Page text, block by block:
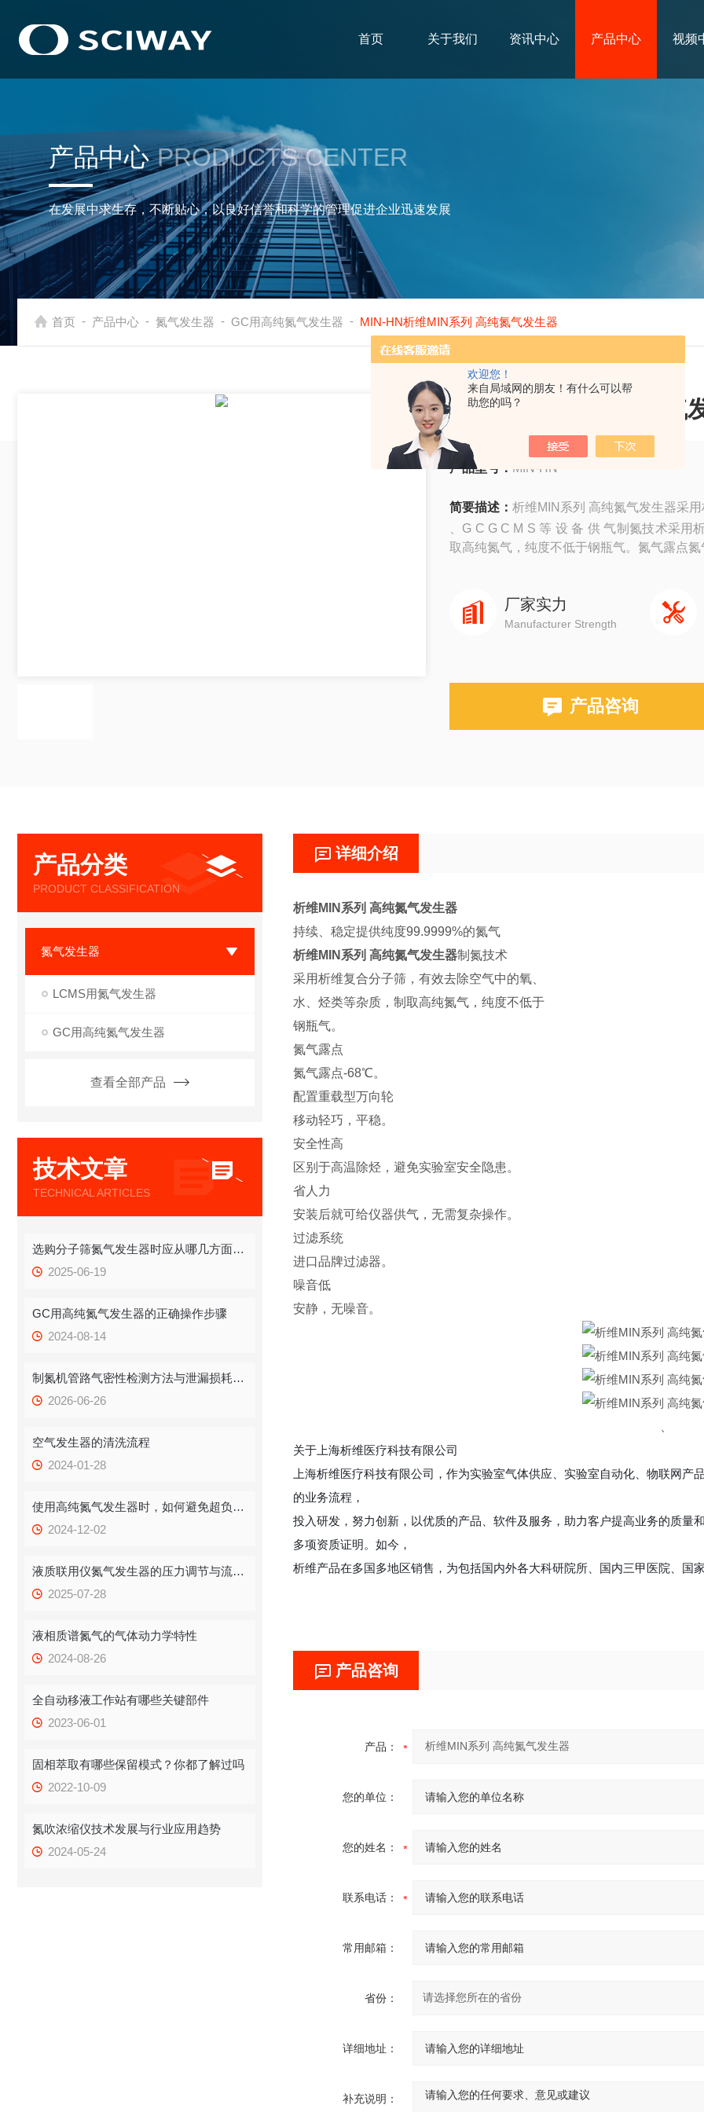
欢迎您！
来自局域网的朋友！有什么可以帮
助您的吗？
首页 关于我们 资讯中心 产品中心 视频
产品中心 PRODUCTS CENTER
在发展中求生存，不断贴心，以良好信誉和科学的管理促进企业迅速发展
首页 - 产品中心 - 氮气发生器 - GC用高纯氮气发生器 - MIN-HN析维MIN系列 高纯氮气发生器
析维MIN系列 高纯氮气
产品型号： MIN-HN
简要描述： 析维MIN系列 高纯氮气发生器采
、G C G C M S 等 设 备 供 气制氮技术采
取高纯氮气，纯度不低于钢瓶气。氮气露点
厂家实力
Manufacturer Strength
产品咨询
产品分类
PRODUCT CLASSIFICATION
氮气发生器
LCMS用氮气发生器
GC用高纯氮气发生器
查看全部产品
技术文章
TECHNICAL ARTICLES
选购分子筛氮气发生器时应从哪几方面考虑？
2025-06-19
GC用高纯氮气发生器的正确操作步骤
2024-08-14
制氮机管路气密性检测方法与泄漏损耗降低改造方案
2026-06-26
空气发生器的清洗流程
2024-01-28
使用高纯氮气发生器时，如何避免超负荷运行
2024-12-02
液质联用仪氮气发生器的压力调节与流量控制
2025-07-28
液相质谱氮气的气体动力学特性
2024-08-26
全自动移液工作站有哪些关键部件
2023-06-01
固相萃取有哪些保留模式？你都了解过吗
2022-10-09
氮吹浓缩仪技术发展与行业应用趋势
2024-05-24
详细介绍
析维MIN系列 高纯氮气发生器
持续、稳定提供纯度99.9999%的氮气
析维MIN系列 高纯氮气发生器制氮技术
采用析维复合分子筛，有效去除空气中的氧、
水、烃类等杂质，制取高纯氮气，纯度不低于
钢瓶气。
氮气露点
氮气露点-68℃。
配置重载型万向轮
移动轻巧，平稳。
安全性高
区别于高温除烃，避免实验室安全隐患。
省人力
安装后就可给仪器供气，无需复杂操作。
过滤系统
进口品牌过滤器。
噪音低
安静，无噪音。
关于上海析维医疗科技有限公司
上海析维医疗科技有限公司，作为实验室气体供应、实验室自动化、物联网
的业务流程，
投入研发，努力创新，以优质的产品、软件及服务，助力客户提高业务的质量
多项资质证明。如今，
析维产品在多国多地区销售，为包括国内外各大科研院所、国内三甲医院、国
产品咨询
产品：
您的单位：
您的姓名：
联系电话：
常用邮箱：
省份：
详细地址：
补充说明：